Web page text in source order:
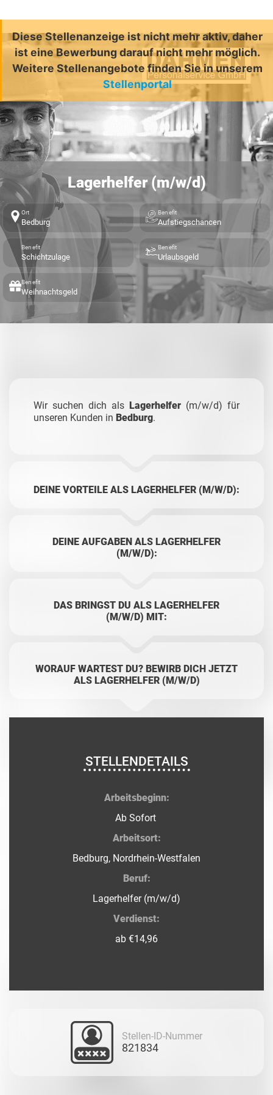
Diese Stellenanzeige ist nicht mehr aktiv, daher
ist eine Bewerbung darauf nicht mehr möglich.
Weitere Stellenangebote finden Sie in unserem
Stellenportal
Lagerhelfer (m/w/d)
Ort
Bedburg
Benefit
Aufstiegschancen
Benefit
Schichtzulage
Benefit
Urlaubsgeld
Benefit
Weihnachtsgeld
Wir suchen dich als Lagerhelfer (m/w/d) für
unseren Kunden in Bedburg.
DEINE VORTEILE ALS LAGERHELFER (M/W/D):
DEINE AUFGABEN ALS LAGERHELFER
(M/W/D):
DAS BRINGST DU ALS LAGERHELFER
(M/W/D) MIT:
WORAUF WARTEST DU? BEWIRB DICH JETZT
ALS LAGERHELFER (M/W/D)
STELLENDETAILS
Arbeitsbeginn:
Ab Sofort
Arbeitsort:
Bedburg, Nordrhein-Westfalen
Beruf:
Lagerhelfer (m/w/d)
Verdienst:
ab €14,96
Stellen-ID-Nummer
821834